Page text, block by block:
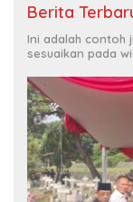
Berita
Ini adalah contoh
sesuaikan pada